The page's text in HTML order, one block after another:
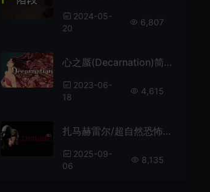
2024-05-
20
6,807
心之蜃(Decarnation)简中|PC|AVG|2D冒险恐怖生存游戏
2023-06-
18
4,615
扎马赫雷尔/超自然恐怖生存游戏 ZahmahreL 下载
2025-09-
06
8,135